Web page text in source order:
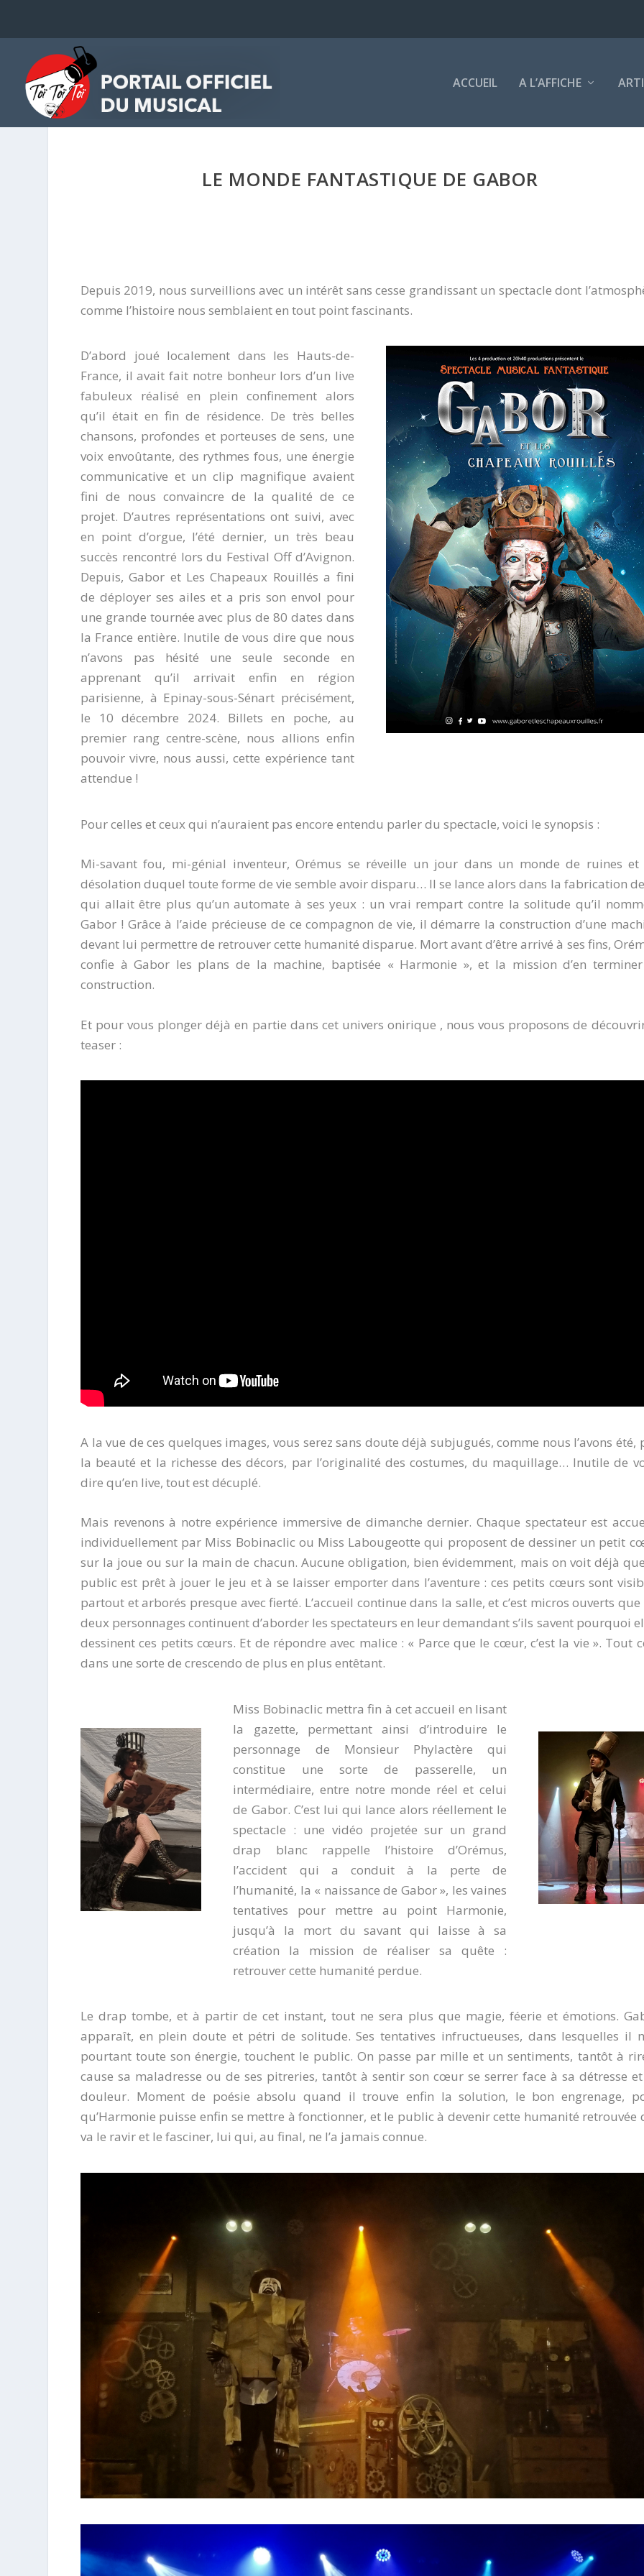
ACCUEIL A L’AFFICHE
LE MONDE FANTASTIQUE DE GABOR
Depuis 2019, nous surveillions avec un intérêt sans cesse grandissant un spectacle dont
comme l’histoire nous semblaient en tout point fascinants.
D’abord joué localement dans les Hauts-de-
France, il avait fait notre bonheur lors d’un live
fabuleux réalisé en plein confinement alors
qu’il était en fin de résidence. De très belles
chansons, profondes et porteuses de sens, une
voix envoûtante, des rythmes fous, une énergie
communicative et un clip magnifique avaient
fini de nous convaincre de la qualité de ce
projet. D’autres représentations ont suivi, avec
en point d’orgue, l’été dernier, un très beau
succès rencontré lors du Festival Off d’Avignon.
Depuis, Gabor et Les Chapeaux Rouillés a fini
de déployer ses ailes et a pris son envol pour
une grande tournée avec plus de 80 dates dans
la France entière. Inutile de vous dire que nous
n’avons pas hésité une seule seconde en
apprenant qu’il arrivait enfin en région
parisienne, à Epinay-sous-Sénart précisément,
le 10 décembre 2024. Billets en poche, au
premier rang centre-scène, nous allions enfin
pouvoir vivre, nous aussi, cette expérience tant
attendue !
Pour celles et ceux qui n’auraient pas encore entendu parler du spectacle, voici le synopsis :
Mi-savant fou, mi-génial inventeur, Orémus se réveille un jour dans un monde de ruines et
désolation duquel toute forme de vie semble avoir disparu… Il se lance alors dans la fabrication
qui allait être plus qu’un automate à ses yeux : un vrai rempart contre la solitude qu’il
Gabor ! Grâce à l’aide précieuse de ce compagnon de vie, il démarre la construction d’une
devant lui permettre de retrouver cette humanité disparue. Mort avant d’être arrivé à ses fins,
confie à Gabor les plans de la machine, baptisée « Harmonie », et la mission d’en
construction.
Et pour vous plonger déjà en partie dans cet univers onirique , nous vous proposons de
teaser :
A la vue de ces quelques images, vous serez sans doute déjà subjugués, comme nous l’avons été,
la beauté et la richesse des décors, par l’originalité des costumes, du maquillage… Inutile de
dire qu’en live, tout est décuplé.
Mais revenons à notre expérience immersive de dimanche dernier. Chaque spectateur est
individuellement par Miss Bobinaclic ou Miss Labougeotte qui proposent de dessiner un petit
sur la joue ou sur la main de chacun. Aucune obligation, bien évidemment, mais on voit déjà
public est prêt à jouer le jeu et à se laisser emporter dans l’aventure : ces petits cœurs sont
partout et arborés presque avec fierté. L’accueil continue dans la salle, et c’est micros ouverts que
deux personnages continuent d’aborder les spectateurs en leur demandant s’ils savent pourquoi
dessinent ces petits cœurs. Et de répondre avec malice : « Parce que le cœur, c’est la vie ». Tout
dans une sorte de crescendo de plus en plus entêtant.
Miss Bobinaclic mettra fin à cet accueil en lisant
la gazette, permettant ainsi d’introduire le
personnage de Monsieur Phylactère qui
constitue une sorte de passerelle, un
intermédiaire, entre notre monde réel et celui
de Gabor. C’est lui qui lance alors réellement le
spectacle : une vidéo projetée sur un grand
drap blanc rappelle l’histoire d’Orémus,
l’accident qui a conduit à la perte de
l’humanité, la « naissance de Gabor », les vaines
tentatives pour mettre au point Harmonie,
jusqu’à la mort du savant qui laisse à sa
création la mission de réaliser sa quête :
retrouver cette humanité perdue.
Le drap tombe, et à partir de cet instant, tout ne sera plus que magie, féerie et émotions.
apparaît, en plein doute et pétri de solitude. Ses tentatives infructueuses, dans lesquelles il
pourtant toute son énergie, touchent le public. On passe par mille et un sentiments, tantôt à
cause sa maladresse ou de ses pitreries, tantôt à sentir son cœur se serrer face à sa détresse
douleur. Moment de poésie absolu quand il trouve enfin la solution, le bon engrenage,
qu’Harmonie puisse enfin se mettre à fonctionner, et le public à devenir cette humanité retrouvée
va le ravir et le fasciner, lui qui, au final, ne l’a jamais connue.